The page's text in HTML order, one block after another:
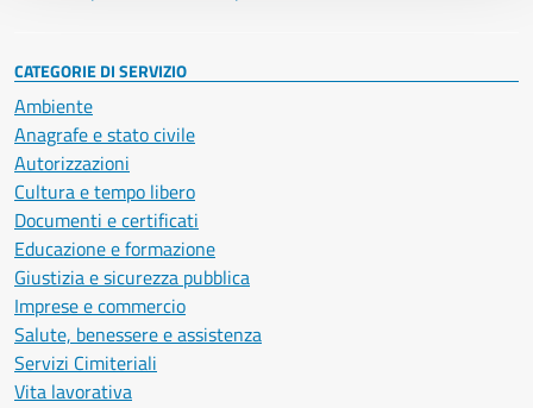
CATEGORIE DI SERVIZIO
Ambiente
Anagrafe e stato civile
Autorizzazioni
Cultura e tempo libero
Documenti e certificati
Educazione e formazione
Giustizia e sicurezza pubblica
Imprese e commercio
Salute, benessere e assistenza
Servizi Cimiteriali
Vita lavorativa